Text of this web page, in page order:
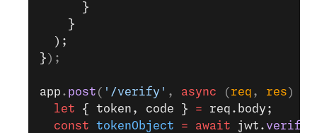
      }
    }
  );
});
app . post ( '/verify' , async (req , res)
  let
{ token, code } = req.body;
  const
tokenObject = await jwt. verify